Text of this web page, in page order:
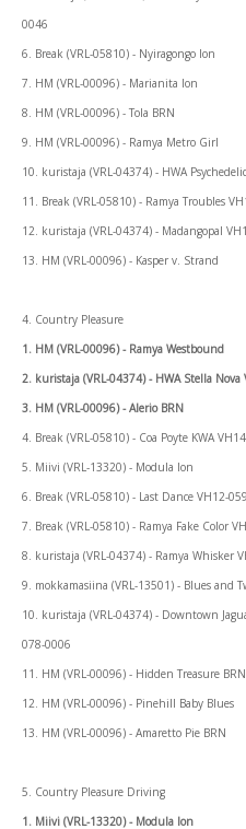
0046
6. Break (VRL-05810) - Nyiragongo Ion
7. HM (VRL-00096) - Marianita Ion
8. HM (VRL-00096) - Tola BRN
9. HM (VRL-00096) - Ramya Metro Girl
10. kuristaja (VRL-04374) - HWA
11. Break (VRL-05810) - Ramya Troubles
12. kuristaja (VRL-04374) - Madangopal
13. HM (VRL-00096) - Kasper v. Strand
4. Country Pleasure
1. HM (VRL-00096) - Ramya Westbound
2. kuristaja (VRL-04374) - HWA Stella Nova
3. HM (VRL-00096) - Alerio BRN
4. Break (VRL-05810) - Coa Poyte KWA
5. Miivi (VRL-13320) - Modula Ion
6. Break (VRL-05810) - Last Dance VH12-
7. Break (VRL-05810) - Ramya Fake Color
8. kuristaja (VRL-04374) - Ramya Whisker
9. mokkamasiina (VRL-13501) - Blues and
10. kuristaja (VRL-04374) - Downtown
078-0006
11. HM (VRL-00096) - Hidden Treasure BRN
12. HM (VRL-00096) - Pinehill Baby Blues
13. HM (VRL-00096) - Amaretto Pie BRN
5. Country Pleasure Driving
1. Miivi (VRL-13320) - Modula Ion